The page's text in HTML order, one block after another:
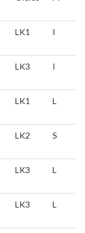
LK1 I
LK3 I
LK1 L
LK2 S
LK3 L
LK3 L